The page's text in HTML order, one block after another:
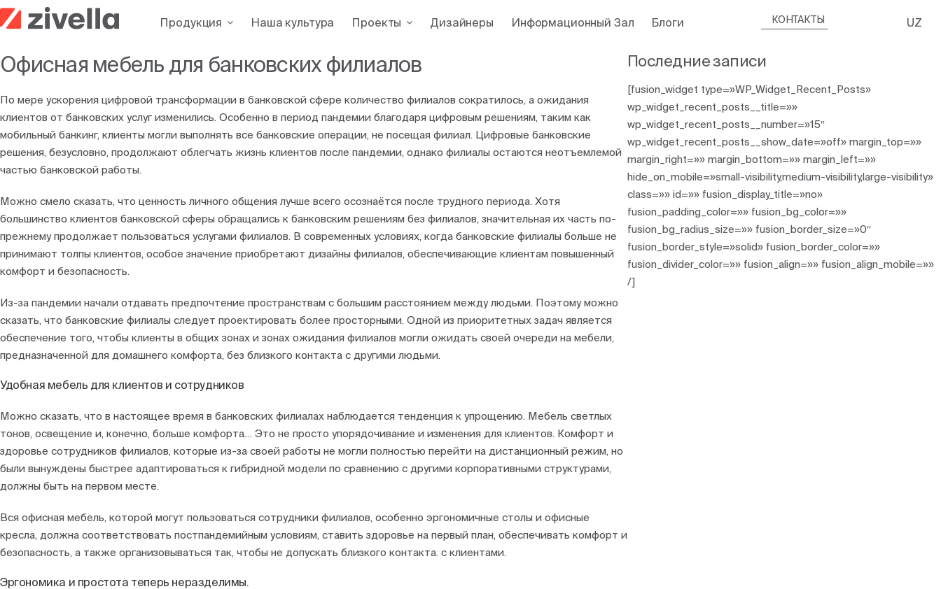
Skip
to
Продукция Наша культура Проекты Дизайнеры Информационный Зал Блоги КОНТАКТЫ UZ
Офисная мебель для банковских филиалов
По мере ускорения цифровой трансформации в банковской сфере количество филиалов сократилось, а ожидания
клиентов от банковских услуг изменились. Особенно в период пандемии благодаря цифровым решениям, таким как
мобильный банкинг, клиенты могли выполнять все банковские операции, не посещая филиал. Цифровые банковские
решения, безусловно, продолжают облегчать жизнь клиентов после пандемии, однако филиалы остаются неотъемлемой
частью банковской работы.
Можно смело сказать, что ценность личного общения лучше всего осознаётся после трудного периода. Хотя
большинство клиентов банковской сферы обращались к банковским решениям без филиалов, значительная их часть по-
прежнему продолжает пользоваться услугами филиалов. В современных условиях, когда банковские филиалы больше не
принимают толпы клиентов, особое значение приобретают дизайны филиалов, обеспечивающие клиентам повышенный
комфорт и безопасность.
Из-за пандемии начали отдавать предпочтение пространствам с большим расстоянием между людьми. Поэтому можно
сказать, что банковские филиалы следует проектировать более просторными. Одной из приоритетных задач является
обеспечение того, чтобы клиенты в общих зонах и зонах ожидания филиалов могли ожидать своей очереди на мебели,
предназначенной для домашнего комфорта, без близкого контакта с другими людьми.
Удобная мебель для клиентов и сотрудников
Можно сказать, что в настоящее время в банковских филиалах наблюдается тенденция к упрощению. Мебель светлых
тонов, освещение и, конечно, больше комфорта… Это не просто упорядочивание и изменения для клиентов. Комфорт и
здоровье сотрудников филиалов, которые из-за своей работы не могли полностью перейти на дистанционный режим, но
были вынуждены быстрее адаптироваться к гибридной модели по сравнению с другими корпоративными структурами,
должны быть на первом месте.
Вся офисная мебель, которой могут пользоваться сотрудники филиалов, особенно эргономичные столы и офисные
кресла, должна соответствовать постпандемийным условиям, ставить здоровье на первый план, обеспечивать комфорт и
безопасность, а также организовываться так, чтобы не допускать близкого контакта. с клиентами.
Эргономика и простота теперь неразделимы.
Последние записи
[fusion_widget type=»WP_Widget_Recent_Posts»
wp_widget_recent_posts__title=»»
wp_widget_recent_posts__number=»15″
wp_widget_recent_posts__show_date=»off» margin_top=»»
margin_right=»» margin_bottom=»» margin_left=»»
hide_on_mobile=»small-visibility,medium-visibility,large-visibility»
class=»» id=»» fusion_display_title=»no»
fusion_padding_color=»» fusion_bg_color=»»
fusion_bg_radius_size=»» fusion_border_size=»0″
fusion_border_style=»solid» fusion_border_color=»»
fusion_divider_color=»» fusion_align=»» fusion_align_mobile=»»
/]